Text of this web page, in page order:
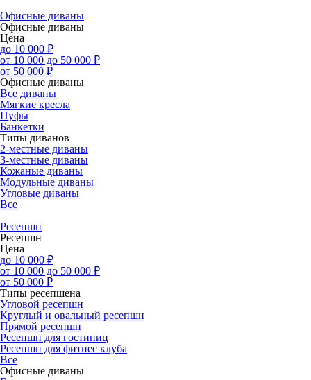
Офисные диваны
Офисные диваны
Цена
до 10 000 ₽
от 10 000 до 50 000 ₽
от 50 000 ₽
Офисные диваны
Все диваны
Мягкие кресла
Пуфы
Банкетки
Типы диванов
2-местные диваны
3-местные диваны
Кожаные диваны
Модульные диваны
Угловые диваны
Все
Ресепшн
Ресепшн
Цена
до 10 000 ₽
от 10 000 до 50 000 ₽
от 50 000 ₽
Типы ресепшена
Угловой ресепшн
Круглый и овальный ресепшн
Прямой ресепшн
Ресепшн для гостиниц
Ресепшн для фитнес клуба
Все
Офисные диваны